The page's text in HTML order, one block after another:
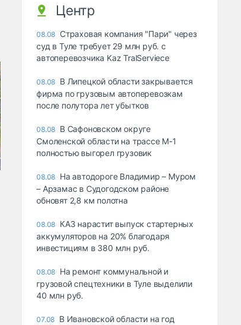
Центр
08.08 Страховая компания "Пари" через
суд в Туле требует 29 млн руб. с
автоперевозчика Kaz TralServiece
08.08 В Липецкой области закрывается
фирма по грузовым автоперевозкам
после полутора лет убытков
08.08 В Сафоновском округе
Смоленской области на трассе М-1
полностью выгорел грузовик
08.08 На автодороге Владимир – Муром
– Арзамас в Судогодском районе
обновят 2,8 км полотна
08.08 КАЗ нарастит выпуск стартерных
аккумуляторов на 20% благодаря
инвестициям в 380 млн руб.
08.08 На ремонт коммунальной и
грузовой спецтехники в Туле выделили
40 млн руб.
07.08 В Ивановской области на год